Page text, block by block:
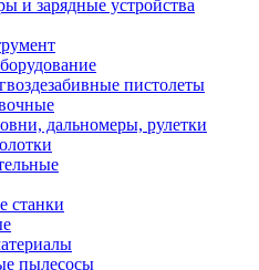
и зарядные устройства
пистолеты
дальномеры, рулетки
станки
пылесосы